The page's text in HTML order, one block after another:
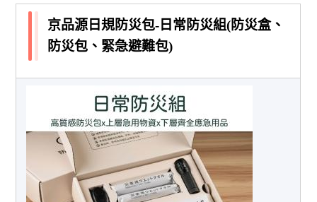
京品源日規防災包-日常防災組(防災盒、
防災包、緊急避難包)